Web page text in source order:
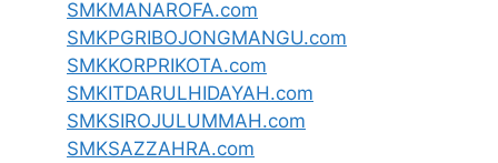
SMKMANAROFA.com
SMKPGRIBOJONGMANGU.com
SMKKORPRIKOTA.com
SMKITDARULHIDAYAH.com
SMKSIROJULUMMAH.com
SMKSAZZAHRA.com